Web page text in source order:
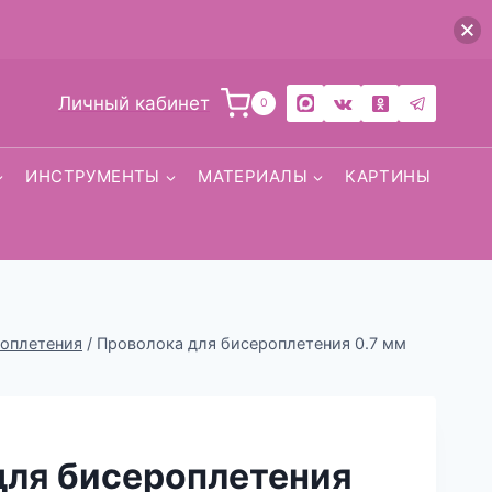
Личный кабинет 0
ИНСТРУМЕНТЫ МАТЕРИАЛЫ КАРТИНЫ
/ Проволока для бисероплетения 0.7 мм
бисероплетения